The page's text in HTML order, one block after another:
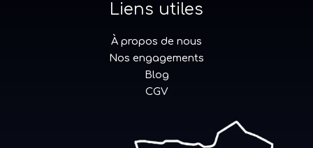
Liens utiles
À propos de nous
Nos engagements
Blog
CGV